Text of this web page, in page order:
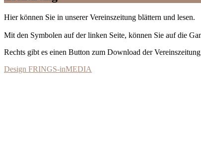
Hier können Sie in unserer Vereinszeitung blättern und lesen.
Mit den Symbolen auf der linken Seite, können Sie auf die
Rechts gibt es einen Button zum Download der
Design FRINGS-inMEDIA